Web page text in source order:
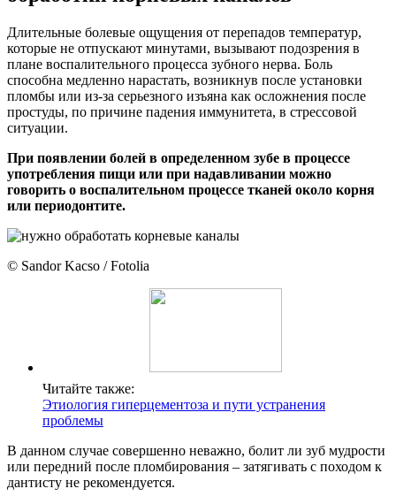
Длительные болевые ощущения от перепадов температур,
которые не отпускают минутами, вызывают подозрения в
плане воспалительного процесса зубного нерва. Боль
способна медленно нарастать, возникнув после установки
пломбы или из-за серьезного изъяна как осложнения после
простуды, по причине падения иммунитета, в стрессовой
ситуации.
При появлении болей в определенном зубе в процессе
употребления пищи или при надавливании можно
говорить о воспалительном процессе тканей около корня
или периодонтите.
© Sandor Kacso / Fotolia
Читайте также:
Этиология гиперцементоза и пути устранения
проблемы
В данном случае совершенно неважно, болит ли зуб мудрости
или передний после пломбирования – затягивать с походом к
дантисту не рекомендуется.